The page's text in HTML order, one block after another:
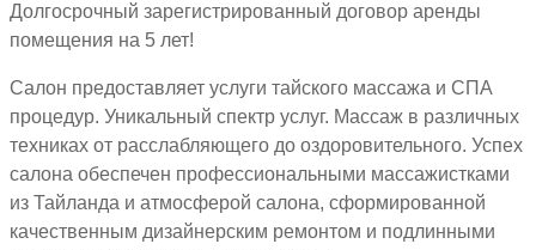
Долгосрочный зарегистрированный договор аренды
помещения на 5 лет!
Салон предоставляет услуги тайского массажа и СПА
процедур. Уникальный спектр услуг. Массаж в различных
техниках от расслабляющего до оздоровительного. Успех
салона обеспечен профессиональными массажистками
из Тайланда и атмосферой салона, сформированной
качественным дизайнерским ремонтом и подлинными